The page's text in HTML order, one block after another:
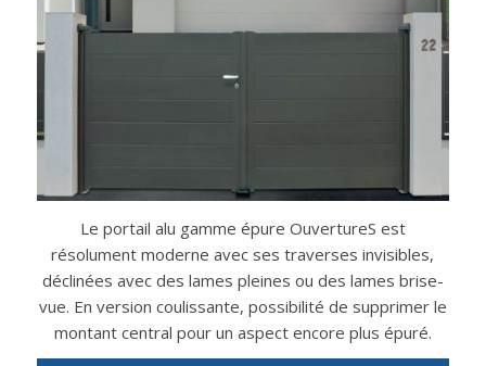
Le portail alu gamme épure OuvertureS est
résolument moderne avec ses traverses invisibles,
déclinées avec des lames pleines ou des lames brise-
vue. En version coulissante, possibilité de supprimer le
montant central pour un aspect encore plus épuré.